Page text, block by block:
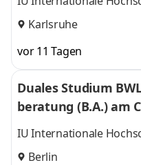
Karlsruhe
vor 11 Tagen
Duales Studium
beratung (B.A.) am
IU Internationale
Berlin